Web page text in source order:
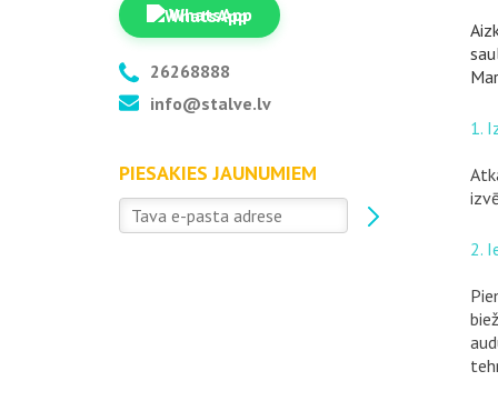
WhatsApp
26268888
info@stalve.lv
PIESAKIES JAUNUMIEM
1.
2.